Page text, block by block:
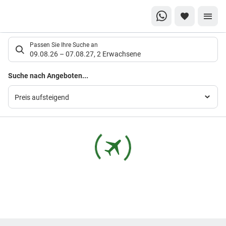
Suchlistenseite
Passen Sie Ihre Suche an
09.08.26 – 07.08.27, 2 Erwachsene
Suche nach Angeboten...
Preis aufsteigend